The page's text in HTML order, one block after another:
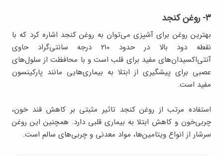
۳- روغن کنجد
بهترین روغن برای آشپزی می‌توان به روغن کنجد اشاره کرد که با
نقطه دود بالا در حدود ۲۱۰ درجه سانتی‌گراد حاوی
آنتی‌اکسیدان‌های مفید برای قلب است و با محافظت از سلول‌های
عصبی برای پیشگیری از ابتلا به بیماری‌هایی مانند پارکینسون
مفید است.
استفاده مرتب از روغن کنجد تاثیر مثبتی بر کاهش قند خون،
چربی‌خون و کاهش ابتلا به بیماری قلبی دارد. همچنین این روغن
سرشار از انواع ویتامین‌ها، مواد معدنی و چربی‌های سالم است.